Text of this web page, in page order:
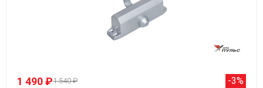
1 490 ₽1 540 ₽
-3%